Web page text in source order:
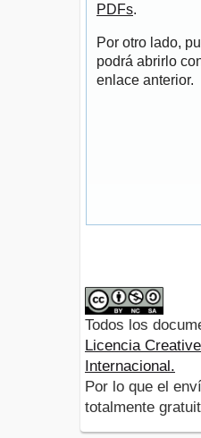
PDFs.
Por otro lado,
podrá abrirlo
enlace anterior.
Todos los
Licencia
Internacional.
Por lo que el
totalmente